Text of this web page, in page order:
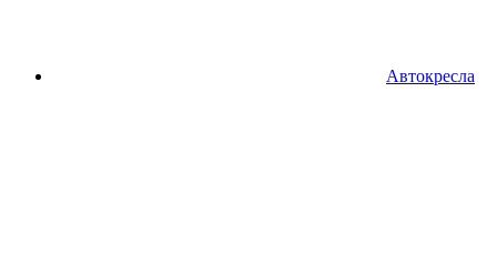
Автокресла